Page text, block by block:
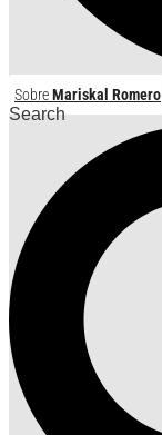
SobreMariskal Romero
Search